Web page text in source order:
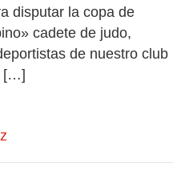
disputar la copa de
cadete de judo,
de nuestro club
[…]